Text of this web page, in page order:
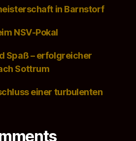
in Barnstorf
NSV-Pokal
Spaß – erfolgreicher
Sottrum
einer turbulenten